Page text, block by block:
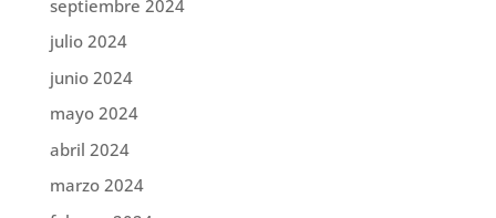
septiembre 2024
julio 2024
junio 2024
mayo 2024
abril 2024
marzo 2024